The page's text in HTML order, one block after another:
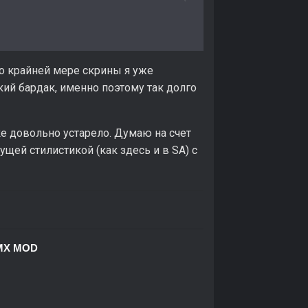
крайней мере скрины я уже
бардак, именно поэтому так долго
довольно устарело. Думаю на счет
стилистикой (как здесь и в SA) с
MOD